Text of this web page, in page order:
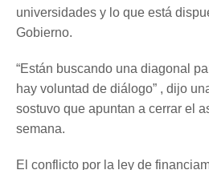
universidades y lo que está
Gobierno.
“Están buscando una diagonal
hay voluntad de diálogo” , dijo
sostuvo que apuntan a cerrar el
semana.
El conflicto por la ley de